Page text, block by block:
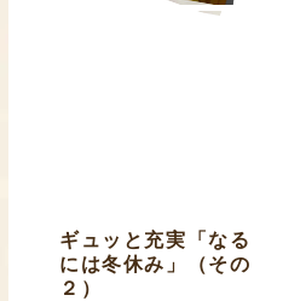
ギュッと充実「なる
には冬休み」（その
２）